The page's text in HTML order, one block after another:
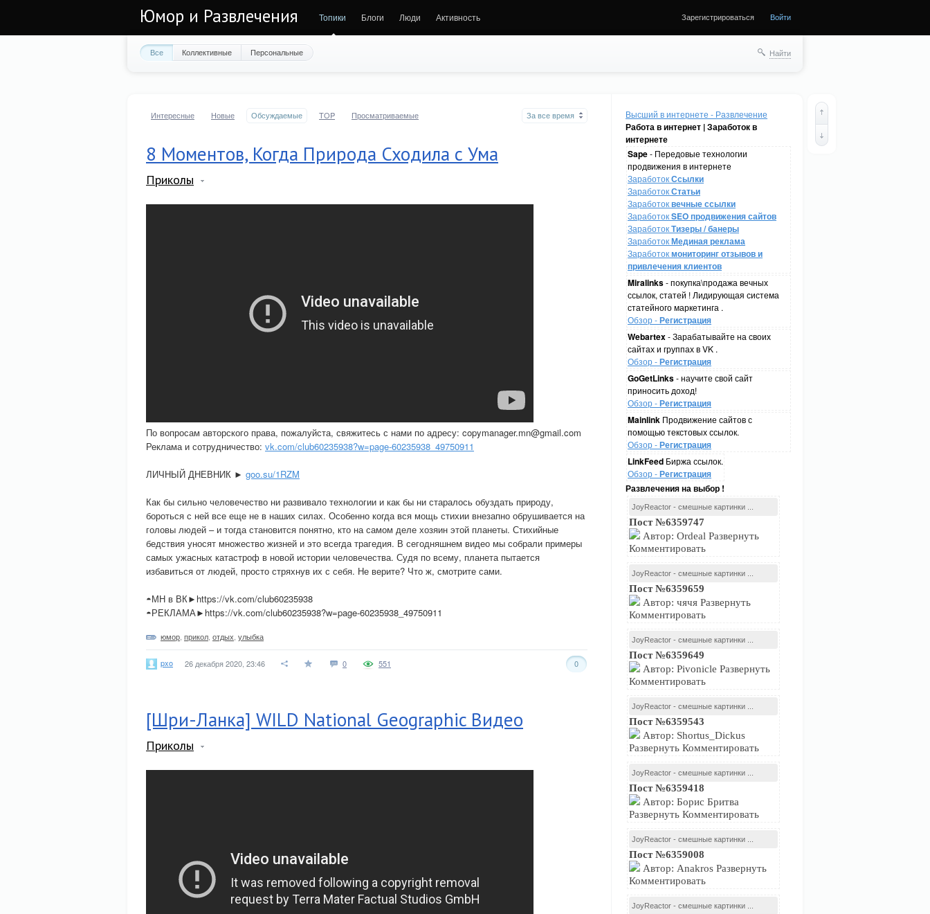
Юмор и Развлечения Топики Блоги Люди Активность Зарегистрироваться Войти
Все Коллективные Персональные Найти
Высший в интернете - Развлечение
Работа в интернет | Заработок в
интернете
Sape- Передовые технологии
продвижения в интернете
ЗаработокСсылки
ЗаработокСтатьи
Заработоквечные ссылки
ЗаработокSEO продвижения сайтов
ЗаработокТизеры / банеры
ЗаработокМединая реклама
Заработокмониторинг отзывов и
привлечения клиентов
Miralinks- покупка\продажа вечных
ссылок, статей ! Лидирующая система
статейного маркетинга .
Обзор -Регистрация
Webartex- Зарабатывайте на своих
сайтах и группах в VK .
Обзор -Регистрация
GoGetLinks- научите свой сайт
приносить доход!
Обзор -Регистрация
Mainlink Продвижение сайтов с
помощью текстовых ссылок.
Обзор -Регистрация
LinkFeed Биржа ссылок.
Обзор -Регистрация
Развлечения на выбор !
JoyReactor - смешные картинки ...
Пост №6359747
Автор: Ordeal Развернуть
Комментировать
JoyReactor - смешные картинки ...
Пост №6359659
Автор: чячя Развернуть
Комментировать
JoyReactor - смешные картинки ...
Пост №6359649
Автор: Pivonicle Развернуть
Комментировать
JoyReactor - смешные картинки ...
Пост №6359543
Автор: Shortus_Dickus
Развернуть Комментировать
JoyReactor - смешные картинки ...
Пост №6359418
Автор: Борис Бритва
Развернуть Комментировать
JoyReactor - смешные картинки ...
Пост №6359008
Автор: Anakros Развернуть
Комментировать
JoyReactor - смешные картинки ...
Интересные Новые Обсуждаемые TOP Просматриваемые За все время
8 Моментов, Когда Природа Сходила с Ума
Приколы
По вопросам авторского права, пожалуйста, свяжитесь с нами по адресу: copymanager.mn@gmail.com
Реклама и сотрудничество: vk.com/club60235938?w=page-60235938_49750911
ЛИЧНЫЙ ДНЕВНИК ► goo.su/1RZM
Как бы сильно человечество ни развивало технологии и как бы ни старалось обуздать природу,
бороться с ней все еще не в наших силах. Особенно когда вся мощь стихии внезапно обрушивается на
головы людей – и тогда становится понятно, кто на самом деле хозяин этой планеты. Стихийные
бедствия уносят множество жизней и это всегда трагедия. В сегодняшнем видео мы собрали примеры
самых ужасных катастроф в новой истории человечества. Судя по всему, планета пытается
избавиться от людей, просто стряхнув их с себя. Не верите? Что ж, смотрите сами.
◓МН в ВК►https://vk.com/club60235938
◓РЕКЛАМА►https://vk.com/club60235938?w=page-60235938_49750911
юмор прикол отдых улыбка
pxo 26 декабря 2020, 23:46 0 0
551
[Шри-Ланка] WILD National Geographic Видео
Приколы